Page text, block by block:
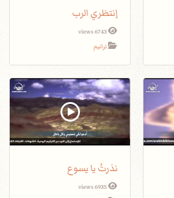
إنتظري الرب
6743 views
ترانيم
نذرتُ يا يسوع
6935 views